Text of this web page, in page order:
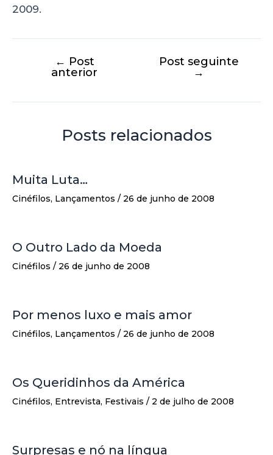
2009.
← Post
anterior
Post seguinte
→
Posts relacionados
Muita Luta…
Cinéfilos, Lançamentos / 26 de junho de 2008
O Outro Lado da Moeda
Cinéfilos / 26 de junho de 2008
Por menos luxo e mais amor
Cinéfilos, Lançamentos / 26 de junho de 2008
Os Queridinhos da América
Cinéfilos, Entrevista, Festivais / 2 de julho de 2008
Surpresas e nó na língua